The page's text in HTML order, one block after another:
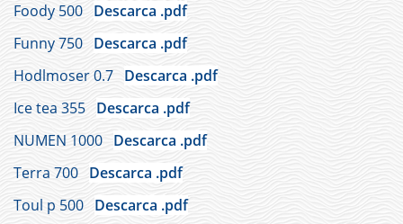
Foody 500 Descarca .pdf
Funny 750 Descarca .pdf
Hodlmoser 0.7 Descarca .pdf
Ice tea 355 Descarca .pdf
NUMEN 1000 Descarca .pdf
Terra 700 Descarca .pdf
Toul p 500 Descarca .pdf